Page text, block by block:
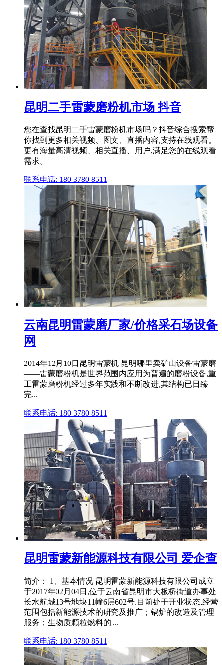
昆明二手雷蒙磨粉机市场 抖音
您在查找昆明二手雷蒙磨粉机市场吗？抖音综合搜索帮
你找到更多相关视频、图文、直播内容,支持在线观看。
更有海量高清视频、相关直播、用户,满足您的在线观看
需求。
联系电话: 180 3780 8511
云南昆明雷蒙磨厂家/价格采石场设备
网
2014年12月10日昆明雷蒙机 昆明哪里卖矿山设备雷蒙磨
——雷蒙磨粉机是世界范围内应用为普遍的磨粉设备,重
工雷蒙磨粉机经过多年实践和不断改进,其结构已日臻
完...
联系电话: 180 3780 8511
昆明雷蒙新能源科技有限公司 爱企查
简介： 1、基本情况 昆明雷蒙新能源科技有限公司成立
于2017年02月04日,位于云南省昆明市大板桥街道办事处
长水航城13号地块11幢6层602号,目前处于开业状态,经营
范围包括新能源技术的研究及推广；锅炉的改造及管理
服务；生物质颗粒燃料的 ...
联系电话: 180 3780 8511